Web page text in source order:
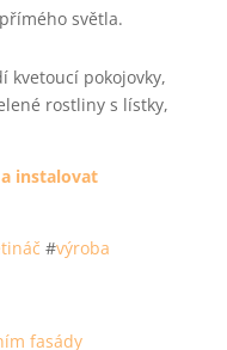
světla.
kvetoucí pokojovky,
rostliny s lístky,
instalovat
#výroba
fasády